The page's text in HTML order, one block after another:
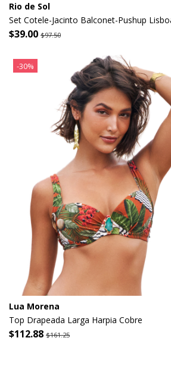
Rio de Sol
Set Cotele-Jacinto Balconet-Pushup
$39.00 $97.50
-30%
Lua Morena
Top Drapeada Larga Harpia Cobre
$112.88 $161.25